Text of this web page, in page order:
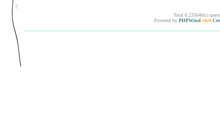
Total 0.235640(s)
Powered by PHPWind v6.0